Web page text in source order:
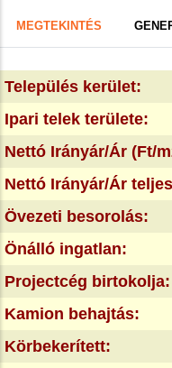
Primary
tabs
MEGTEKINTÉS (AKTÍV
Település kerület:
Ipari telek területe:
Nettó Irányár/Ár (Ft/
Nettó Irányár/Ár
Övezeti besorolás:
Önálló ingatlan:
Projectcég birtokolja:
Kamion behajtás:
Körbekerített: